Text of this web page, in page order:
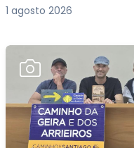
1 agosto 2026